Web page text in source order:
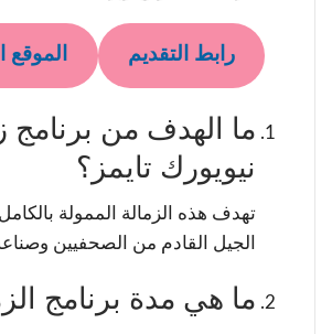
رابط التقديم
ما الهدف من برنامج
نيويورك تايمز؟
تهدف هذه الزمالة الممولة
الجيل القادم من الصحفيين
ما هي مدة برنامج